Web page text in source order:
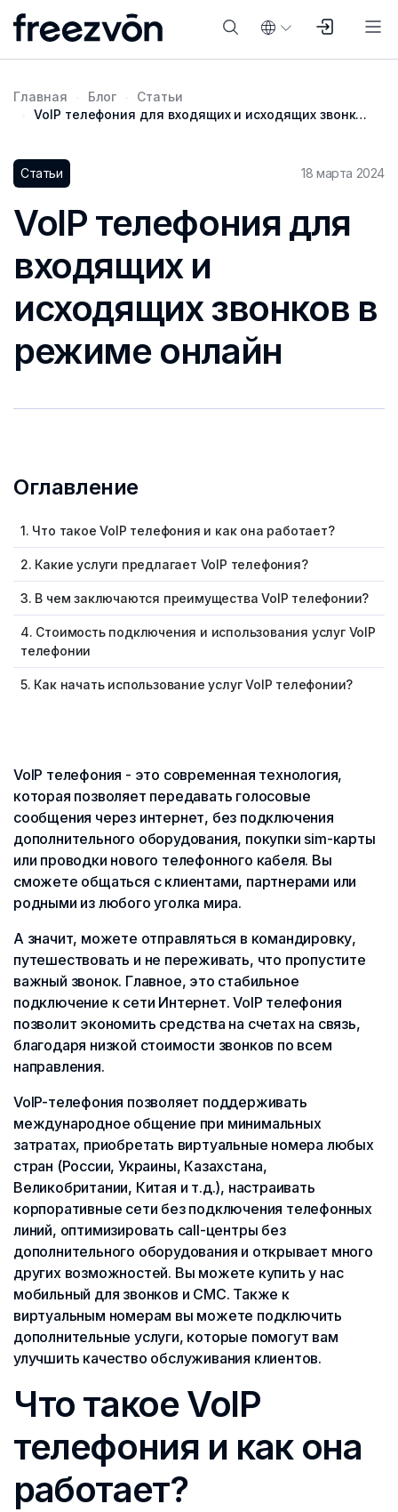
Главная Блог
Статьи
VoIP телефония для входящих и исходящих звонков в режиме онлайн
Статьи 18 марта 2024
VoIP телефония для
входящих и
исходящих звонков в
режиме онлайн
Оглавление
1. Что такое VoIP телефония и как она работает?
2. Какие услуги предлагает VoIP телефония?
3. В чем заключаются преимущества VoIP телефонии?
4. Стоимость подключения и использования услуг VoIP
телефонии
5. Как начать использование услуг VoIP телефонии?
VoIP телефония - это современная технология,
которая позволяет передавать голосовые
сообщения через интернет, без подключения
дополнительного оборудования, покупки sim-карты
или проводки нового телефонного кабеля. Вы
сможете общаться с клиентами, партнерами или
родными из любого уголка мира.
А значит, можете отправляться в командировку,
путешествовать и не переживать, что пропустите
важный звонок. Главное, это стабильное
подключение к сети Интернет. VoIP телефония
позволит экономить средства на счетах на связь,
благодаря низкой стоимости звонков по всем
направления.
VoIP-телефония позволяет поддерживать
международное общение при минимальных
затратах, приобретать виртуальные номера любых
стран (России, Украины, Казахстана,
Великобритании, Китая и т.д.), настраивать
корпоративные сети без подключения телефонных
линий, оптимизировать call-центры без
дополнительного оборудования и открывает много
других возможностей. Вы можете купить у нас
мобильный для звонков и СМС. Также к
виртуальным номерам вы можете подключить
дополнительные услуги, которые помогут вам
улучшить качество обслуживания клиентов.
Что такое VoIP
телефония и как она
работает?